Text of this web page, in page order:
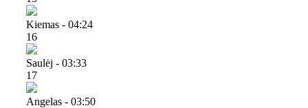
Kiemas - 04:24
16
Saulėj - 03:33
17
Angelas - 03:50